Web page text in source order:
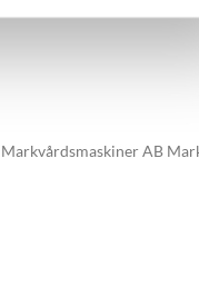
AB